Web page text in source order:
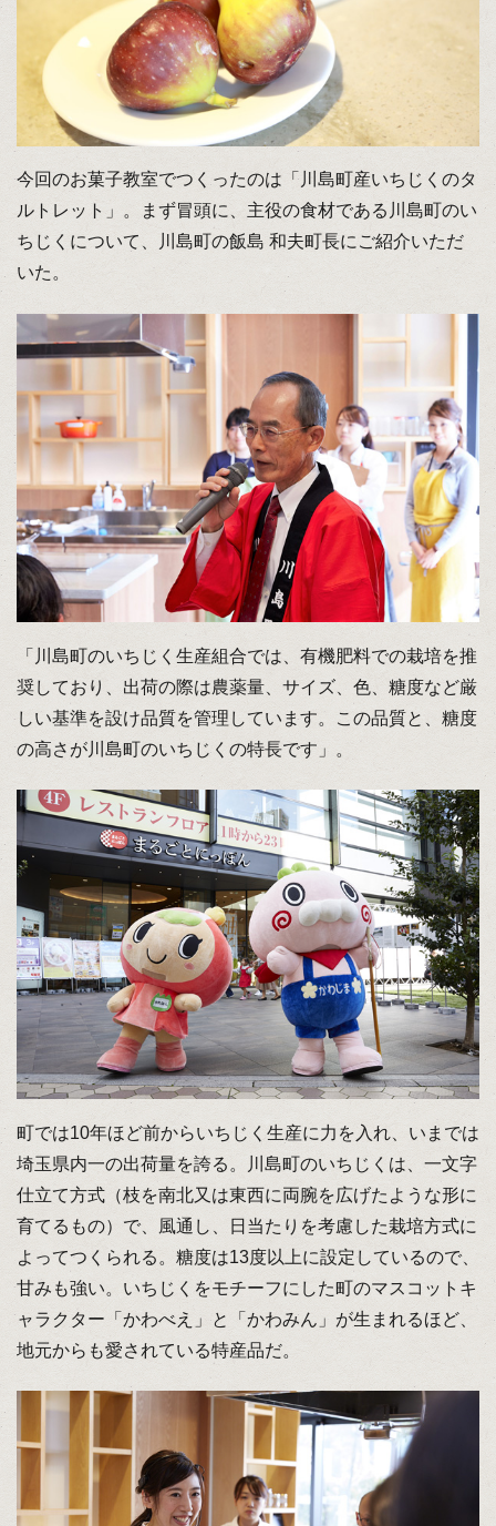
今回のお菓子教室でつくったのは「川島町産いちじくのタ
ルトレット」。まず冒頭に、主役の食材である川島町のい
ちじくについて、川島町の飯島 和夫町長にご紹介いただ
いた。
「川島町のいちじく生産組合では、有機肥料での栽培を推
奨しており、出荷の際は農薬量、サイズ、色、糖度など厳
しい基準を設け品質を管理しています。この品質と、糖度
の高さが川島町のいちじくの特長です」。
町では10年ほど前からいちじく生産に力を入れ、いまでは
埼玉県内一の出荷量を誇る。川島町のいちじくは、一文字
仕立て方式（枝を南北又は東西に両腕を広げたような形に
育てるもの）で、風通し、日当たりを考慮した栽培方式に
よってつくられる。糖度は13度以上に設定しているので、
甘みも強い。いちじくをモチーフにした町のマスコットキ
ャラクター「かわべえ」と「かわみん」が生まれるほど、
地元からも愛されている特産品だ。